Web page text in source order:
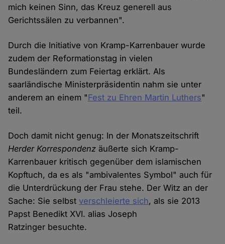
mich keinen Sinn, das Kreuz generell aus
Gerichtssälen zu verbannen".
Durch die Initiative von Kramp-Karrenbauer wurde
zudem der Reformationstag in vielen
Bundesländern zum Feiertag erklärt. Als
saarländische Ministerpräsidentin nahm sie unter
anderem an einem "Fest zu Ehren Martin Luthers"
teil.
Doch damit nicht genug: In der Monatszeitschrift
Herder Korrespondenzäußerte sich Kramp-
Karrenbauer kritisch gegenüber dem islamischen
Kopftuch, da es als "ambivalentes Symbol" auch für
die Unterdrückung der Frau stehe. Der Witz an der
Sache: Sie selbstverschleierte sich, als sie 2013
Papst Benedikt XVI. alias Joseph
Ratzinger besuchte.